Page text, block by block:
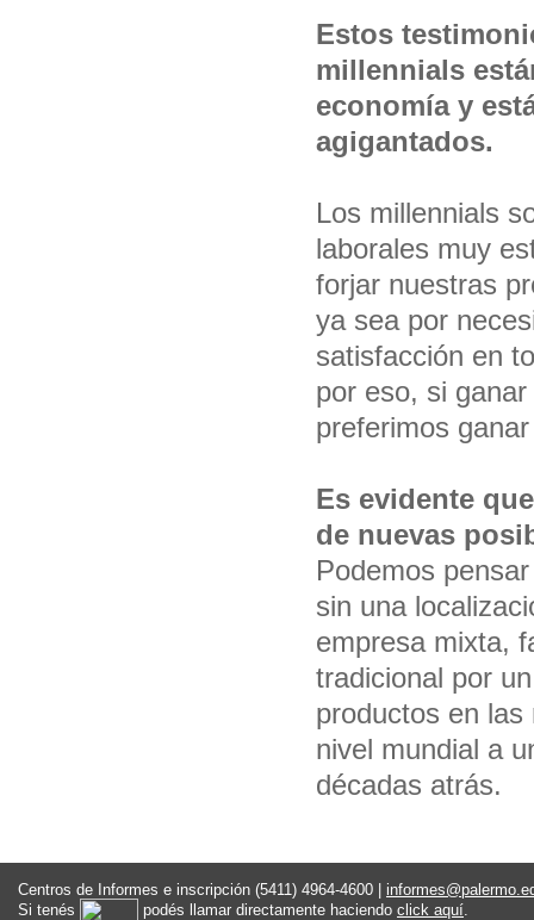
Estos
millennials
economía y
agigantados.
Los millennials
laborales muy
forjar nuestras
ya sea por
satisfacción en
por eso, si
preferimos
Es evidente
de nuevas
Podemos
sin una
empresa mixta,
tradicional por
productos en
nivel mundial a
décadas atrás.
Centros de Informes e inscripción (5411) 4964-4600 |
Si tenés
podés llamar directamente haciendo click aquí